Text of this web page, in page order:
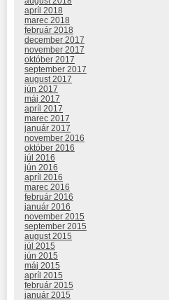
apríl 2018
marec 2018
február 2018
december 2017
november 2017
október 2017
september 2017
august 2017
jún 2017
máj 2017
apríl 2017
marec 2017
január 2017
november 2016
október 2016
júl 2016
jún 2016
apríl 2016
marec 2016
február 2016
január 2016
november 2015
september 2015
august 2015
júl 2015
jún 2015
máj 2015
apríl 2015
február 2015
január 2015